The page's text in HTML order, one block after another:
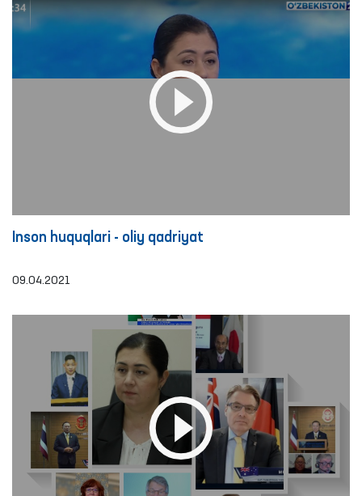
Inson huquqlari - oliy qadriyat
09.04.2021